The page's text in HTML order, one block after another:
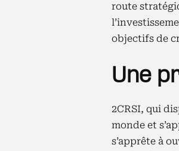
route
objectifs de
Une
2CRSI, qui
monde et
s’apprête à